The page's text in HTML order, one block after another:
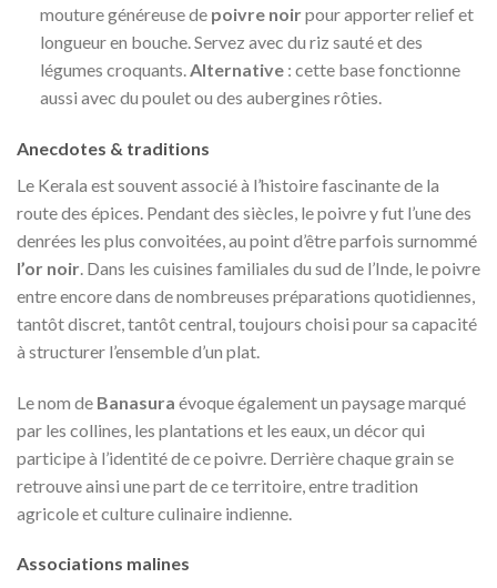
mouture généreuse de poivre noirpour apporter relief et
longueur en bouche. Servez avec du riz sauté et des
légumes croquants.Alternative: cette base fonctionne
aussi avec du poulet ou des aubergines rôties.
Anecdotes & traditions
Le Kerala est souvent associé à l’histoire fascinante de la
route des épices. Pendant des siècles, le poivre y fut l’une des
denrées les plus convoitées, au point d’être parfois surnommé
l’or noir . Dans les cuisines familiales du sud de l’Inde, le poivre
entre encore dans de nombreuses préparations quotidiennes,
tantôt discret, tantôt central, toujours choisi pour sa capacité
à structurer l’ensemble d’un plat.
Le nom de Banasura évoque également un paysage marqué
par les collines, les plantations et les eaux, un décor qui
participe à l’identité de ce poivre. Derrière chaque grain se
retrouve ainsi une part de ce territoire, entre tradition
agricole et culture culinaire indienne.
Associations malines